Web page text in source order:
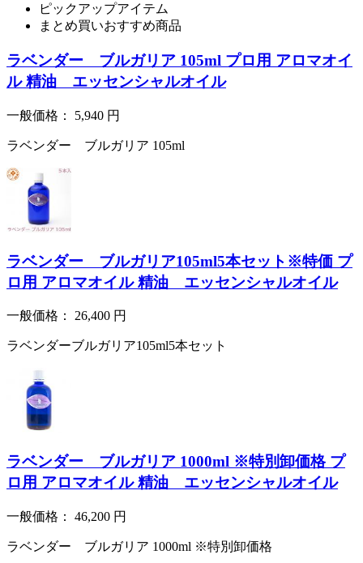
ピックアップアイテム
まとめ買いおすすめ商品
ラベンダー ブルガリア 105ml プロ用 アロマオイ
ル 精油 エッセンシャルオイル
一般価格： 5,940 円
ラベンダー ブルガリア 105ml
ラベンダー ブルガリア105ml5本セット※特価 プ
ロ用 アロマオイル 精油 エッセンシャルオイル
一般価格： 26,400 円
ラベンダーブルガリア105ml5本セット
ラベンダー ブルガリア 1000ml ※特別卸価格 プ
ロ用 アロマオイル 精油 エッセンシャルオイル
一般価格： 46,200 円
ラベンダー ブルガリア 1000ml ※特別卸価格